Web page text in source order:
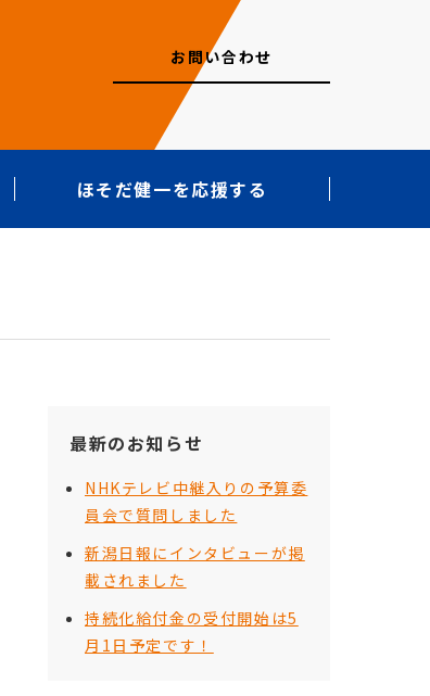
お問い合わせ
ほそだ健一を応援する
最新のお知らせ
NHKテレビ中継入りの予算委
員会で質問しました
新潟日報にインタビューが掲
載されました
持続化給付金の受付開始は5
月1日予定です！